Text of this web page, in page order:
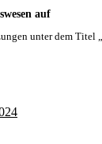
auf
unter dem